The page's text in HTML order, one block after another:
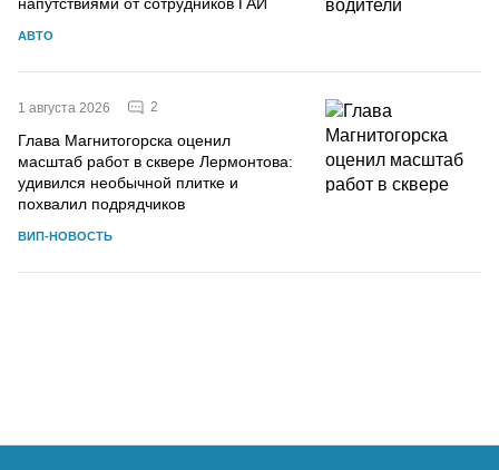
АВТО
1 августа 2026 2
Глава Магнитогорска оценил
масштаб работ в сквере Лермонтова:
удивился необычной плитке и
похвалил подрядчиков
ВИП-НОВОСТЬ